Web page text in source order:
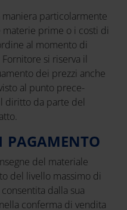
particolarmente
prime o i costi di
al momento di
si riserva il
dei prezzi anche
al punto prece-
diritto da parte del
del materiale
del livello massimo di
dalla sua
conferma di vendita